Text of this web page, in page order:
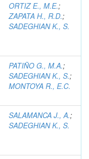
ORTIZ E., M.E.;
ZAPATA H., R.D.;
SADEGHIAN K., S.
PATIÑO G., M.A.;
SADEGHIAN K., S.;
MONTOYA R., E.C.
SALAMANCA J., A.;
SADEGHIAN K., S.